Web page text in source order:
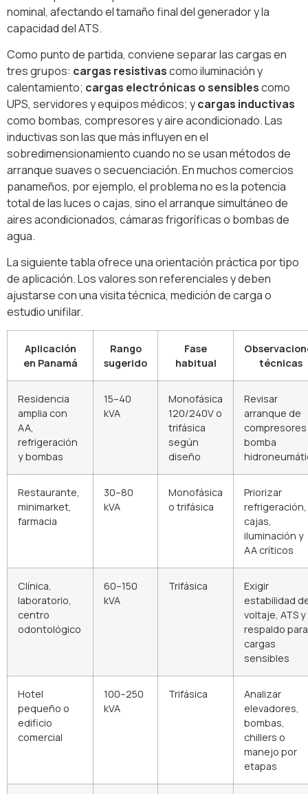
nominal, afectando el tamaño final del generador y la
capacidad del ATS.
Como punto de partida, conviene separar las cargas en
tres grupos: cargas resistivascomo iluminación y
calentamiento; cargas electrónicas o sensiblescomo
UPS, servidores y equipos médicos; ycargas inductivas
como bombas, compresores y aire acondicionado. Las
inductivas son las que más influyen en el
sobredimensionamiento cuando no se usan métodos de
arranque suaves o secuenciación. En muchos comercios
panameños, por ejemplo, el problema no es la potencia
total de las luces o cajas, sino el arranque simultáneo de
aires acondicionados, cámaras frigoríficas o bombas de
agua.
La siguiente tabla ofrece una orientación práctica por tipo
de aplicación. Los valores son referenciales y deben
ajustarse con una visita técnica, medición de carga o
estudio unifilar.
Aplicación
en Panamá
Rango
sugerido
Fase
habitual
técnicas
Residencia
amplia con
AA,
refrigeración
y bombas
15–40
kVA
Monofásica
120/240V o
trifásica
según
diseño
Revisar
arranque de
bomba
Restaurante,
minimarket,
farmacia
30–80
kVA
Monofásica
o trifásica
Priorizar
refrigeración,
cajas,
iluminación y
AA críticos
Clínica,
laboratorio,
centro
odontológico
60–150
kVA
Trifásica
Exigir
estabilidad
voltaje, ATS y
respaldo para
cargas
sensibles
Hotel
pequeño o
edificio
comercial
100–250
kVA
Trifásica
Analizar
elevadores,
bombas,
chillers o
manejo por
etapas